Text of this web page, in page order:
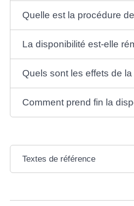
Quelle est la procédure
La disponibilité est-elle
Quels sont les effets de
Comment prend fin la
Textes de référence